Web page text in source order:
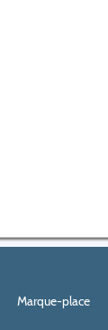
Marque-place